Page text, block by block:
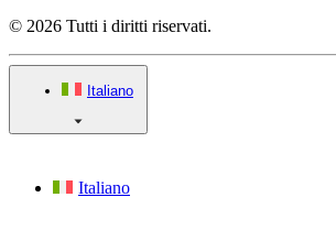
© 2026 Tutti i diritti riservati.
Italiano
Italiano